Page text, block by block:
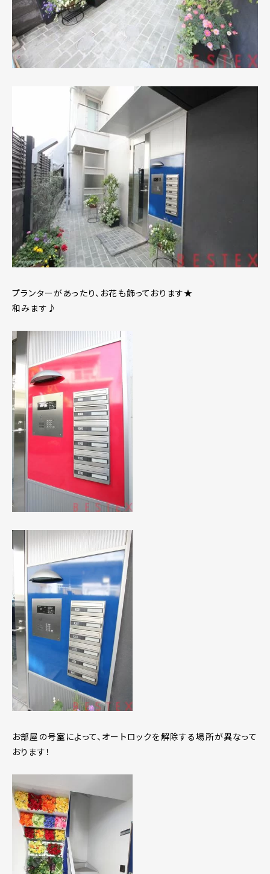
プランターがあったり、お花も飾っております★
和みます♪
お部屋の号室によって、オートロックを解除する場所が異なって
おります！